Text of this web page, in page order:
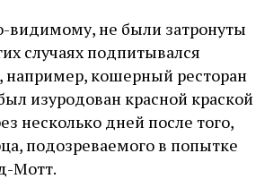
видимому, не были затронуты
случаях подпитывался
например, кошерный ресторан
изуродован красной краской
несколько дней после того,
подозреваемого в попытке
Мотт.